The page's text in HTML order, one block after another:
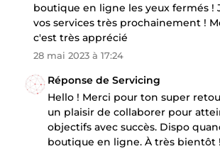
boutique en ligne les yeux fermés !
vos services très prochainement !
c'est très apprécié
28 mai 2023 à 17:24
Réponse de Servicing
Hello ! Merci pour ton super
un plaisir de collaborer pour
objectifs avec succès. Dispo
boutique en ligne. À très bientôt !